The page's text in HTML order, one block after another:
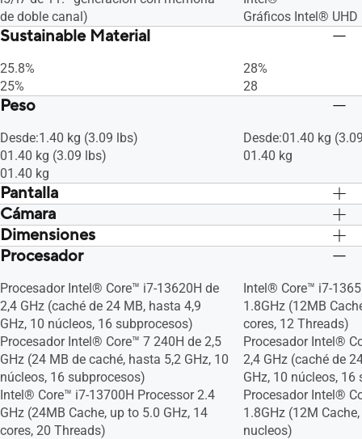
de doble canal)
Gráficos Intel® UHD
Sustainable Material
25.8%
25%
28%
28
Peso
Desde:1.40 kg (3.09 lbs)
01.40 kg (3.09 lbs)
01.40 kg
Desde:01.40 kg
01.40 kg
Pantalla
Pantalla no táctil, 14" - 35,56 cm, FHD
(1920 x 1080) 16:9, Vista ampliada,
Pantalla anti-reflectante, LED Backlit,
300 nits, NTSC: 45%, Relación pantalla-
cuerpo87 %
Pantalla no táctil,
(1920 x 1080) 16:9,
Pantalla anti-
cuerpo87 %
Cámara
cámara de 720p HD
1080p FHD camera, Con obturador de
cámara de 720p HD
1080p FHD camera,
Dimensiones
32.45 x 21.44 x 1.97 ~ 1.97 cm (12.78" x
32.45 x 21.44 x 1.97 ~ 1.97 cm
32.45 x 21.44 x
32.45 x 21.44 x
Procesador
Procesador Intel® Core™ i7-13620H de
2,4 GHz (caché de 24 MB, hasta 4,9
GHz, 10 núcleos, 16 subprocesos)
Procesador Intel® Core™ 7 240H de 2,5
GHz (24 MB de caché, hasta 5,2 GHz, 10
núcleos, 16 subprocesos)
Intel® Core™ i7-13700H Processor 2.4
GHz (24MB Cache, up to 5.0 GHz, 14
cores, 20 Threads)
Intel® Core™ i7-
1.8GHz (12MB
cores, 12 Threads)
Procesador Intel®
2,4 GHz (caché de
GHz, 10 núcleos, 16
Procesador Intel®
1.8GHz (12M
nucleos)